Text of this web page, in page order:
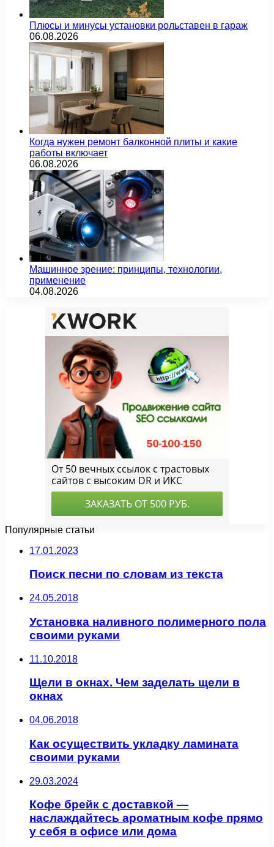
Плюсы и минусы установки рольставен в гараж
06.08.2026
Когда нужен ремонт балконной плиты и какие
работы включает
06.08.2026
Машинное зрение: принципы, технологии,
применение
04.08.2026
Популярные статьи
17.01.2023
Поиск песни по словам из текста
24.05.2018
Установка наливного полимерного пола
своими руками
11.10.2018
Щели в окнах. Чем заделать щели в
окнах
04.06.2018
Как осуществить укладку ламината
своими руками
29.03.2024
Кофе брейк с доставкой —
наслаждайтесь ароматным кофе прямо
у себя в офисе или дома